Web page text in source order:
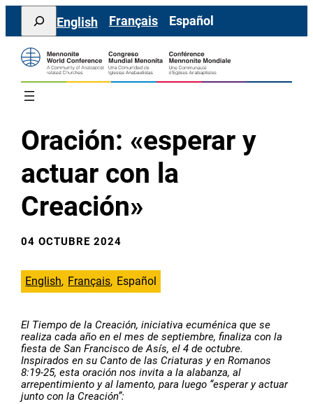
Saltar
contenido
Search
English Français Español
Oración: «esperar y
actuar con la
Creación»
04 OCTUBRE 2024
English Français Español
El Tiempo de la Creación, iniciativa ecuménica que se
realiza cada año en el mes de septiembre, finaliza con la
fiesta de San Francisco de Asís, el 4 de octubre.
Inspirados en su Canto de las Criaturas y en Romanos
8:19-25, esta oración nos invita a la alabanza, al
arrepentimiento y al lamento, para luego “esperar y actuar
junto con la Creación”: